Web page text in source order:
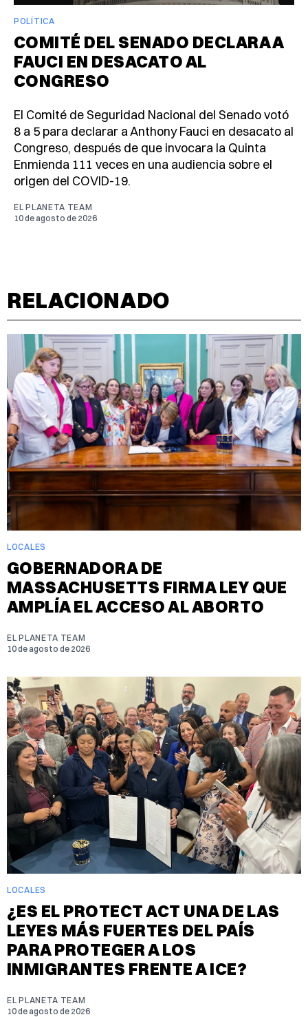
POLÍTICA
COMITÉ DEL SENADO DECLARA A
FAUCI EN DESACATO AL
CONGRESO
El Comité de Seguridad Nacional del Senado votó
8 a 5 para declarar a Anthony Fauci en desacato al
Congreso, después de que invocara la Quinta
Enmienda 111 veces en una audiencia sobre el
origen del COVID-19.
EL PLANETA TEAM
10 de agosto de 2026
RELACIONADO
LOCALES
GOBERNADORA DE
MASSACHUSETTS FIRMA LEY QUE
AMPLÍA EL ACCESO AL ABORTO
EL PLANETA TEAM
10 de agosto de 2026
LOCALES
¿ES EL PROTECT ACT UNA DE LAS
LEYES MÁS FUERTES DEL PAÍS
PARA PROTEGER A LOS
INMIGRANTES FRENTE A ICE?
EL PLANETA TEAM
10 de agosto de 2026